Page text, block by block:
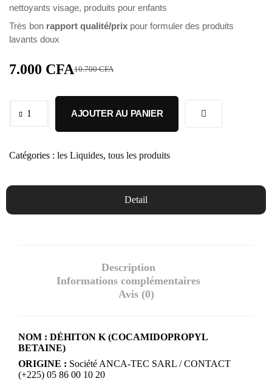
nettoyants visage, produits pour enfants
Très bon rapport qualité/prix pour formuler des produits
lavants doux
10.700CFA
7.000 CFA
AJOUTER AU PANIER
Catégories : les Liquides, tous les produits
Detail
Description
Informations complémentaires
Avis (0)
NOM : DÉHITON K (COCAMIDOPROPYL
BETAINE)
ORIGINE : Société ANCA-TEC SARL / CONTACT
(+225) 05 86 00 10 20